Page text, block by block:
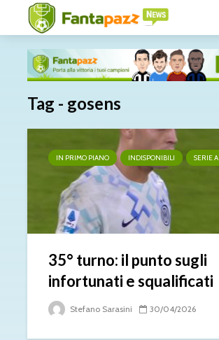
Tag - gosens
IN PRIMO PIANO INDISPONIBILI SERIE A
35° turno: il punto sugli
infortunati e squalificati
Stefano Sarasini 30/04/2026